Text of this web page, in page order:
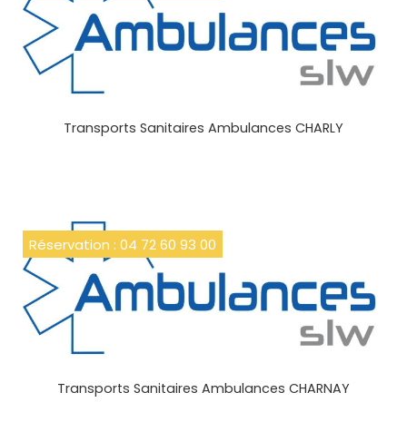
Transports Sanitaires Ambulances CHARLY
Réservation : 04 72 60 93 00
Transports Sanitaires Ambulances CHARNAY